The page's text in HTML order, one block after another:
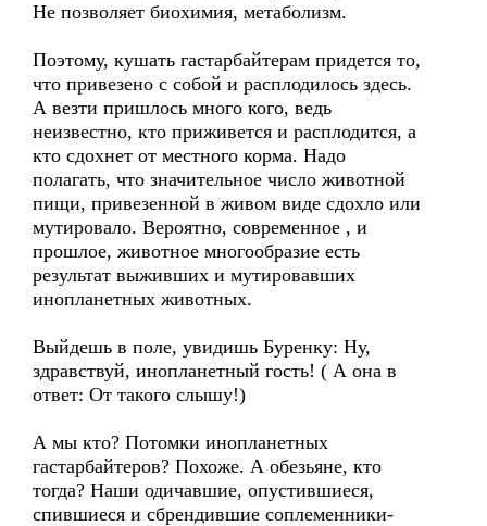
Не позволяет биохимия, метаболизм.
Поэтому, кушать гастарбайтерам придется то,
что привезено с собой и расплодилось здесь.
А везти пришлось много кого, ведь
неизвестно, кто приживется и расплодится, а
кто сдохнет от местного корма. Надо
полагать, что значительное число животной
пищи, привезенной в живом виде сдохло или
мутировало. Вероятно, современное , и
прошлое, животное многообразие есть
результат выживших и мутировавших
инопланетных животных.
Выйдешь в поле, увидишь Буренку: Ну,
здравствуй, инопланетный гость! ( А она в
ответ: От такого слышу!)
А мы кто? Потомки инопланетных
гастарбайтеров? Похоже. А обезьяне, кто
тогда? Наши одичавшие, опустившиеся,
спившиеся и сбрендившие соплеменники-